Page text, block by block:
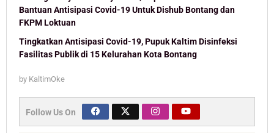
Bantuan Antisipasi Covid-19 Untuk Dishub Bontang dan
FKPM Loktuan
Tingkatkan Antisipasi Covid-19, Pupuk Kaltim Disinfeksi
Fasilitas Publik di 15 Kelurahan Kota Bontang
by KaltimOke
Follow Us On